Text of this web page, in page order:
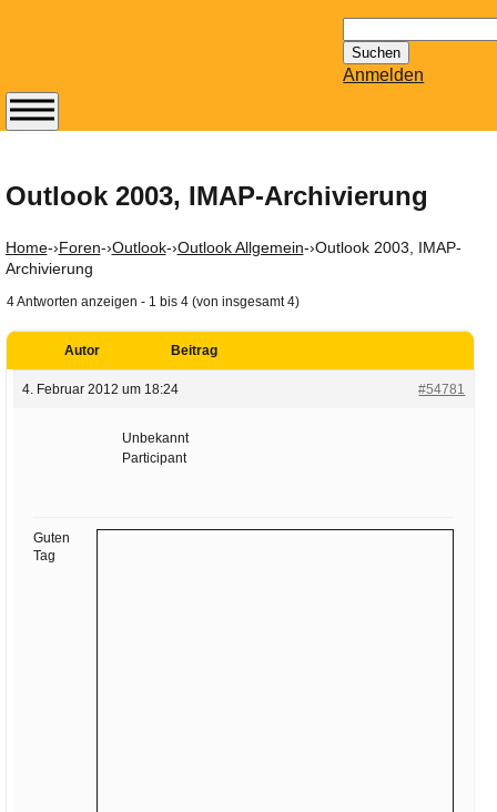
nach:
Anmelden
Outlook 2003, IMAP-Archivierung
Home-›Foren-›Outlook-›Outlook Allgemein-›Outlook 2003, IMAP-
Archivierung
4 Antworten anzeigen - 1 bis 4 (von insgesamt 4)
Autor Beitrag
4. Februar 2012 um 18:24 #54781
Unbekannt
Participant
Guten
Tag
Abonnieren Sie den
erscheinenden
Mailhilfe.de
kostenlos.
Der ständig aktuelle
Email für Sie
bereithält!
Wie z.B. Outlook,
oder auch
KuNoMail, usw.
Adresse:
E-Mail